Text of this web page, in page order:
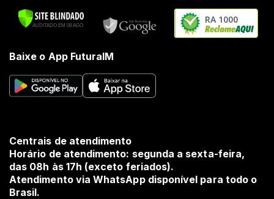
RA 1000
Baixe o App FuturaIM
Centrais de atendimento
Horário de atendimento: segunda a sexta-feira,
das 08h às 17h (exceto feriados).
Atendimento via WhatsApp disponível para todo o
Brasil.